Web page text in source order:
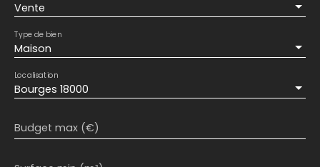
Vente
Maison
Type de bien
Bourges 18000
Localisation
Budget max (€)